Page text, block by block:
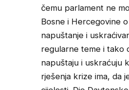
čemu parlament ne
Bosne i Hercegovine
napuštanje i
regularne teme i tako
napuštaju i uskraćuju
rješenja krize ima, da